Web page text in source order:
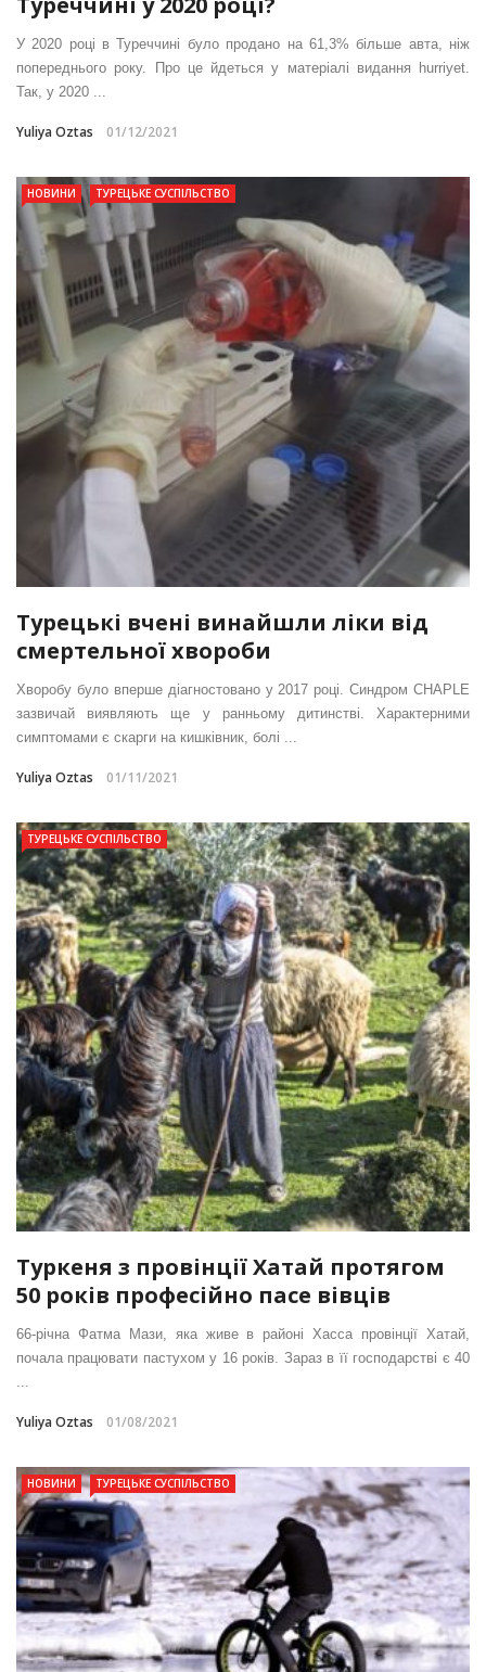
У 2020 році в Туреччині було продано на 61,3% більше авта, ніж
попереднього року. Про це йдеться у матеріалі видання hurriyet.
Так, у 2020 ...
Yuliya Oztas 01/12/2021
НОВИНИ ТУРЕЦЬКЕ СУСПІЛЬСТВО
Турецькі вчені винайшли ліки від
смертельної хвороби
Хворобу було вперше діагностовано у 2017 році. Синдром CHAPLE
зазвичай виявляють ще у ранньому дитинстві. Характерними
симптомами є скарги на кишківник, болі ...
Yuliya Oztas 01/11/2021
ТУРЕЦЬКЕ СУСПІЛЬСТВО
Туркеня з провінції Хатай протягом
50 років професійно пасе вівців
66-річна Фатма Мази, яка живе в районі Хасса провінції Хатай,
почала працювати пастухом у 16 років. Зараз в її господарстві є 40
...
Yuliya Oztas 01/08/2021
НОВИНИ ТУРЕЦЬКЕ СУСПІЛЬСТВО